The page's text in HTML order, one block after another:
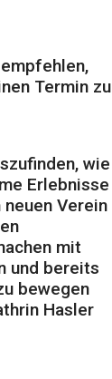
Termin zu
wie
Erlebnisse
Verein
mit
und bereits
bewegen
Hasler